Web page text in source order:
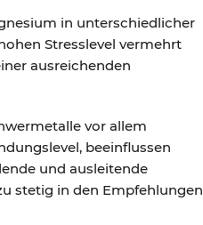
in unterschiedlicher
Stresslevel vermehrt
ausreichenden
vor allem
beeinflussen
und ausleitende
stetig in den Empfehlungen